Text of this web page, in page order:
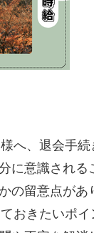
へ、退会手
に意識され
の留意点があ
おきたいポ